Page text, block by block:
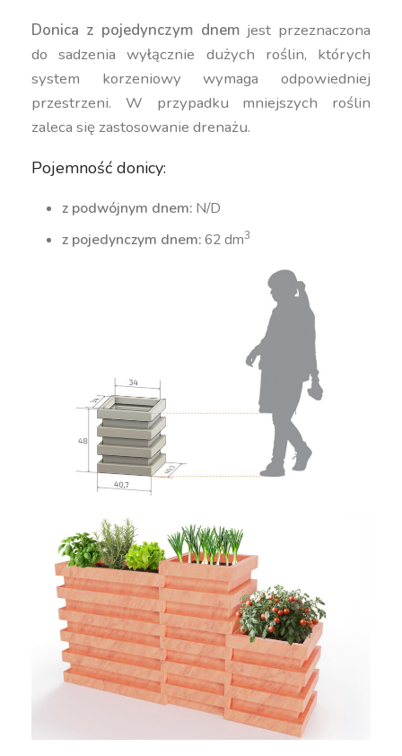
Donica z pojedynczym dnemjest przeznaczona
do sadzenia wyłącznie dużych roślin, których
system korzeniowy wymaga odpowiedniej
przestrzeni. W przypadku mniejszych roślin
zaleca się zastosowanie drenażu.
Pojemność donicy:
z podwójnym dnem: N/D
z pojedynczym dnem:62 dm3